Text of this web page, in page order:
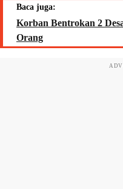
Baca juga:
Korban Bentrokan 2
Orang